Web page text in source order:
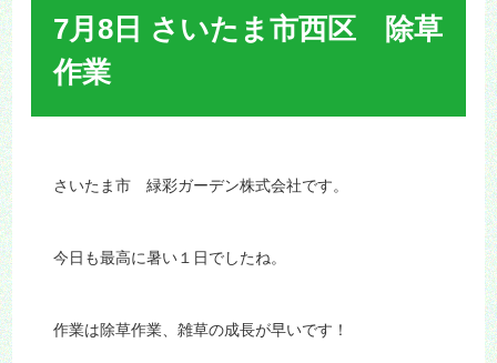
7月8日 さいたま市西区 除草
作業
さいたま市 緑彩ガーデン株式会社です。
今日も最高に暑い１日でしたね。
作業は除草作業、雑草の成長が早いです！